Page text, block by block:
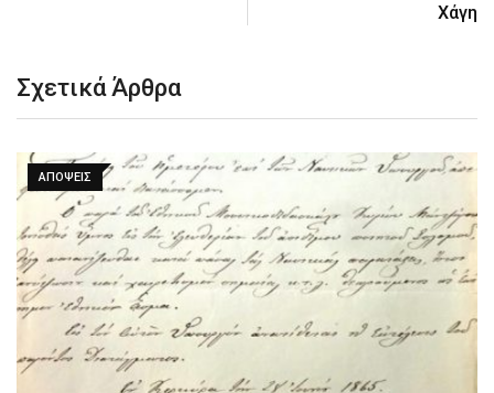
Χάγη
Σχετικά Άρθρα
ΑΠΌΨΕΙΣ